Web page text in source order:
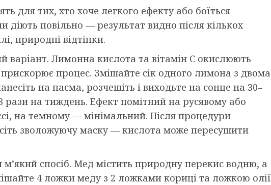
для тих, хто хоче легкого ефекту або боїться
діють повільно — результат видно після кількох
природні відтінки.
варіант. Лимонна кислота та вітамін С окислюють
прискорює процес. Змішайте сік одного лимона з двома
на пасма, розчешіть і виходьте на сонце на 30–
рази на тиждень. Ефект помітний на русявому або
на темному — мінімальний. Після процедури
зволожуючу маску — кислота може пересушити
спосіб. Мед містить природну перекис водню, а
4 ложки меду з 2 ложками кориці та ложкою олії